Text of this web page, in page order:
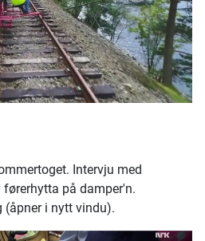
Intervju med
på damper'n.
(åpner i nytt vindu).